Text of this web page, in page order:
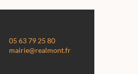
05 63 79 25 80
mairie@realmont.fr